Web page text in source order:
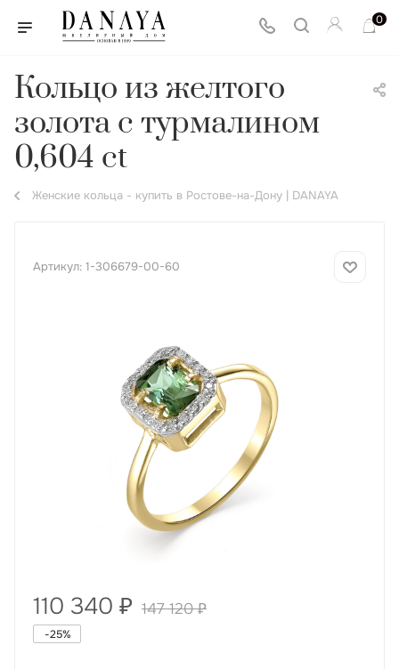
0
Кольцо из желтого
золота с турмалином
0,604 ct
Женские кольца - купить в Ростове-на-Дону | DANAYA
Артикул: 1-306679-00-60
110 340 ₽ 147 120₽
-25%